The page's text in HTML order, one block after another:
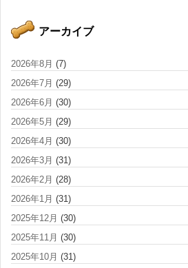
アーカイブ
2026年8月 (7)
2026年7月 (29)
2026年6月 (30)
2026年5月 (29)
2026年4月 (30)
2026年3月 (31)
2026年2月 (28)
2026年1月 (31)
2025年12月 (30)
2025年11月 (30)
2025年10月 (31)